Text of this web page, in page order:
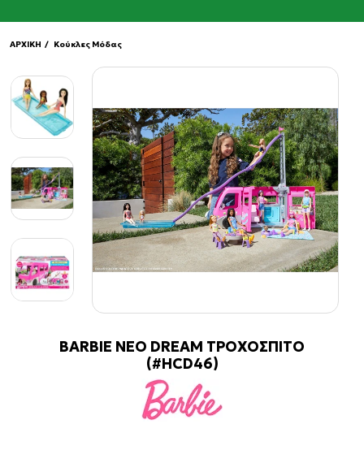
ΑΡΧΙΚΗ / Κούκλες Μόδας
BARBIE ΝΕΟ DREAM ΤΡΟΧΟΣΠΙΤΟ
(#HCD46)